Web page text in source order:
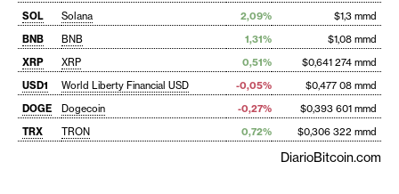
SOL
Solana 2,09%
$1,3 mmd
BNB
BNB 1,31%
$1,08 mmd
XRP
XRP 0,51%
$0,641 274 mmd
USD1
World Liberty Financial USD -0,05%
$0,477 08 mmd
DOGE
Dogecoin -0,27%
$0,393 601 mmd
TRX
TRON 0,72% $0,306 322 mmd
DiarioBitcoin.com